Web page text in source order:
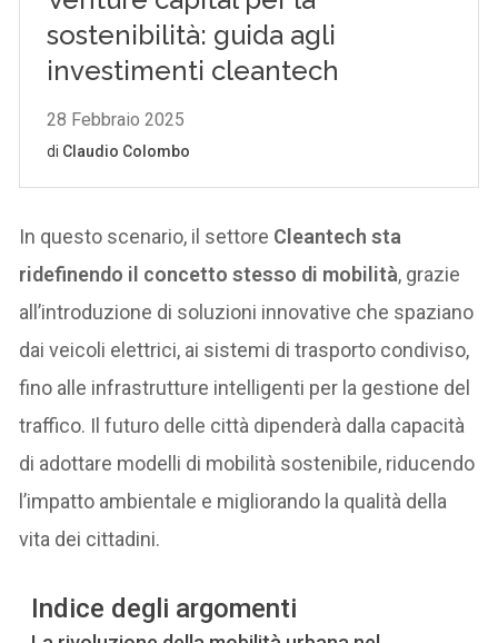
In questo scenario, il settore Cleantech sta
ridefinendo il concetto stesso di mobilità, grazie
all’introduzione di soluzioni innovative che spaziano
dai veicoli elettrici, ai sistemi di trasporto condiviso,
fino alle infrastrutture intelligenti per la gestione del
traffico. Il futuro delle città dipenderà dalla capacità
di adottare modelli di mobilità sostenibile, riducendo
l’impatto ambientale e migliorando la qualità della
vita dei cittadini.
Indice degli argomenti